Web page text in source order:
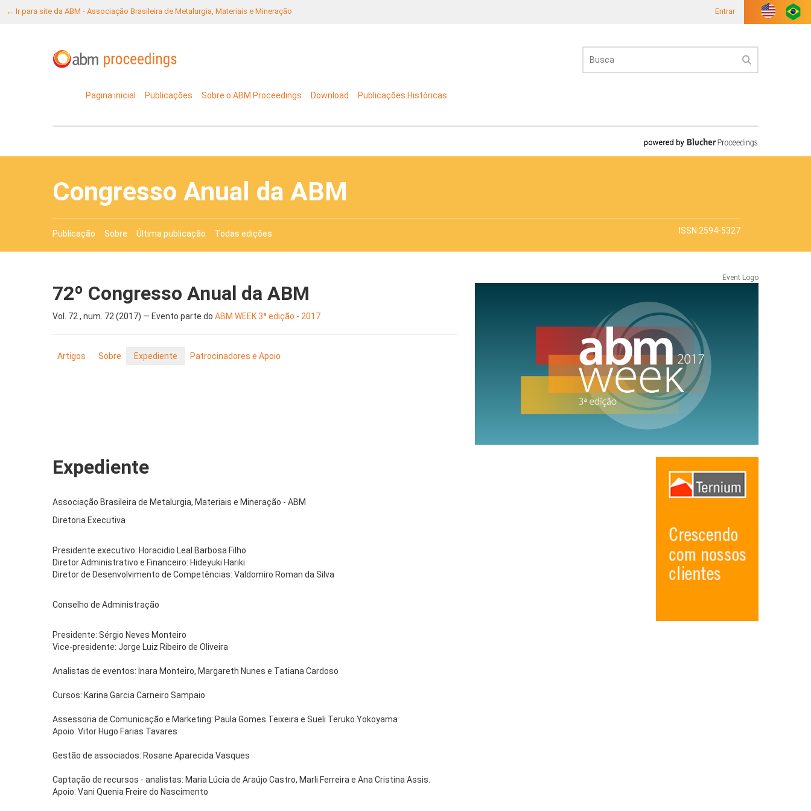
← Ir para site da ABM - Associação Brasileira de Metalurgia, Materiais e Mineração Entrar
Pagina inicial Publicações Sobre o ABM Proceedings Download Publicações Históricas
Congresso Anual da ABM
Publicação Sobre Última publicação Todas edições ISSN 2594-5327
72º Congresso Anual da ABM
Vol. 72 , num. 72 (2017) — Evento parte do ABM WEEK 3ª edição - 2017
Artigos Sobre Expediente Patrocinadores e Apoio
Event Logo
Expediente
Associação Brasileira de Metalurgia, Materiais e Mineração - ABM
Diretoria Executiva
Presidente executivo: Horacidio Leal Barbosa Filho
Diretor Administrativo e Financeiro: Hideyuki Hariki
Diretor de Desenvolvimento de Competências: Valdomiro Roman da Silva
Conselho de Administração
Presidente: Sérgio Neves Monteiro
Vice-presidente: Jorge Luiz Ribeiro de Oliveira
Analistas de eventos: Inara Monteiro, Margareth Nunes e Tatiana Cardoso
Cursos: Karina Garcia Carneiro Sampaio
Assessoria de Comunicação e Marketing: Paula Gomes Teixeira e Sueli Teruko Yokoyama
Apoio: Vitor Hugo Farias Tavares
Gestão de associados: Rosane Aparecida Vasques
Captação de recursos - analistas: Maria Lúcia de Araújo Castro, Marli Ferreira e Ana Cristina Assis.
Apoio: Vani Quenia Freire do Nascimento